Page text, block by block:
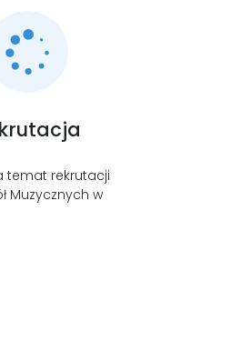
LAOM
Klasztor
1,5%
temat rekrutacji
Muzycznych w